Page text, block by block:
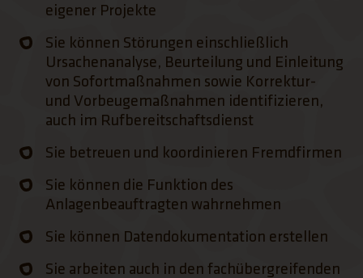
eigener Projekte
Sie können Störungen einschließlich
Ursachenanalyse, Beurteilung und Einleitung
von Sofortmaßnahmen sowie Korrektur-
und Vorbeugemaßnahmen identifizieren,
auch im Rufbereitschaftsdienst
Sie betreuen und koordinieren Fremdfirmen
Sie können die Funktion des
Anlagenbeauftragten wahrnehmen
Sie können Datendokumentation erstellen
Sie arbeiten auch in den fachübergreifenden